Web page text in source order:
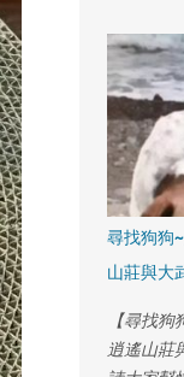
尋找狗狗
山莊與大
【尋找
逍遙山莊